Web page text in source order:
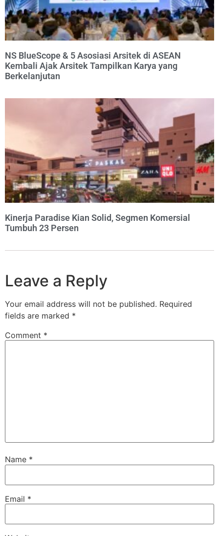
NS BlueScope & 5 Asosiasi Arsitek di ASEAN
Kembali Ajak Arsitek Tampilkan Karya yang
Berkelanjutan
Kinerja Paradise Kian Solid, Segmen Komersial
Tumbuh 23 Persen
Leave a Reply
Your email address will not be published. Required
fields are marked *
Comment *
Name *
Email *